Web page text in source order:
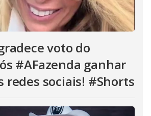
voto do
#AFazenda ganhar
redes sociais! #Shorts